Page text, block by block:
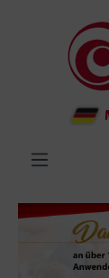
springen